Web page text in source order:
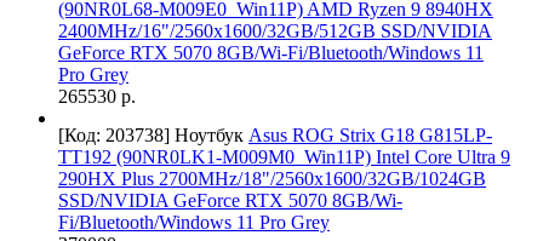
(90NR0L68-M009E0_Win11P) AMD Ryzen 9 8940HX
2400MHz/16"/2560х1600/32GB/512GB SSD/NVIDIA
GeForce RTX 5070 8GB/Wi-Fi/Bluetooth/Windows 11
Pro Grey
265530 р.
[Код: 203738] Ноутбук Asus ROG Strix G18 G815LP-
TT192 (90NR0LK1-M009M0_Win11P) Intel Core Ultra 9
290HX Plus 2700MHz/18"/2560х1600/32GB/1024GB
SSD/NVIDIA GeForce RTX 5070 8GB/Wi-
Fi/Bluetooth/Windows 11 Pro Grey